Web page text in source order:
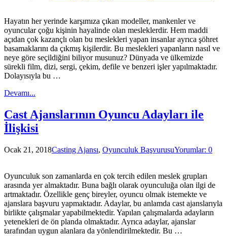
Hayatın her yerinde karşımıza çıkan modeller, mankenler ve
oyuncular çoğu kişinin hayalinde olan mesleklerdir. Hem maddi
açıdan çok kazançlı olan bu meslekleri yapan insanlar ayrıca şöhret
basamaklarını da çıkmış kişilerdir. Bu meslekleri yapanların nasıl ve
neye göre seçildiğini biliyor musunuz? Dünyada ve ülkemizde
sürekli film, dizi, sergi, çekim, defile ve benzeri işler yapılmaktadır.
Dolayısıyla bu …
Devamı...
Cast Ajanslarının Oyuncu Adayları ile
İlişkisi
Ocak 21, 2018Casting Ajansı, Oyunculuk BaşvurusuYorumlar: 0
Oyunculuk son zamanlarda en çok tercih edilen meslek grupları
arasında yer almaktadır. Buna bağlı olarak oyunculuğa olan ilgi de
artmaktadır. Özellikle genç bireyler, oyuncu olmak istemekte ve
ajanslara başvuru yapmaktadır. Adaylar, bu anlamda cast ajanslarıyla
birlikte çalışmalar yapabilmektedir. Yapılan çalışmalarda adayların
yetenekleri de ön planda olmaktadır. Ayrıca adaylar, ajanslar
tarafından uygun alanlara da yönlendirilmektedir. Bu …